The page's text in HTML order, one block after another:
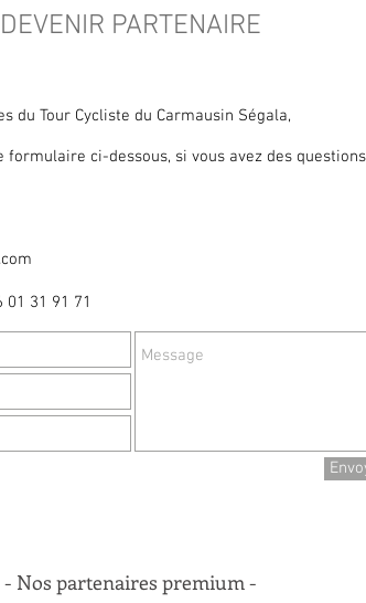
DEVENIR PARTENAIRE
du Tour Cycliste du Carmausin Ségala,
formulaire ci-dessous, si vous avez des
01 31 91 71
- Nos partenaires premium -